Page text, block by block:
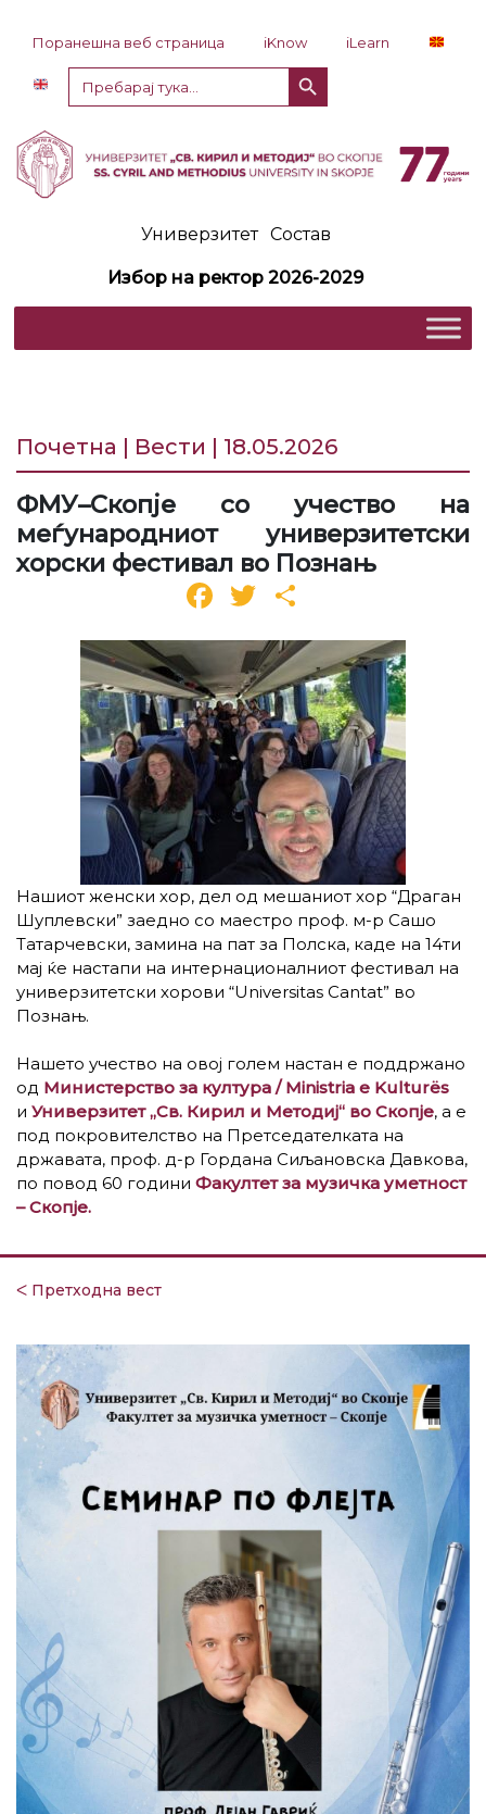
Поранешна веб страница iKnow
iLearn
Пребарај
за:
Копче за пребарување
Универзитет Состав
Избор на ректор 2026-2029
Почетна | Вести | 18.05.2026
ФМУ–Скопје со учество на
меѓународниот универзитетски
хорски фестивал во Познањ
Facebook
Twitter
Нашиот женски хор, дел од мешаниот хор “Драган
Шуплевски” заедно со маестро проф. м-р Сашо
Татарчевски, замина на пат за Полска, каде на 14ти
мај ќе настапи на интернационалниот фестивал на
универзитетски хорови “Universitas Cantat” во
Познањ.
Нашето учество на овој голем настан е поддржано
од Министерство за култура / Ministria e Kulturës
и Универзитет „Св. Кирил и Методиј“ во Скопје, а е
под покровителство на Претседателката на
државата, проф. д-р Гордана Сиљановска Давкова,
по повод 60 години Факултет за музичка уметност
– Скопје.
ᐸ Претходна вест